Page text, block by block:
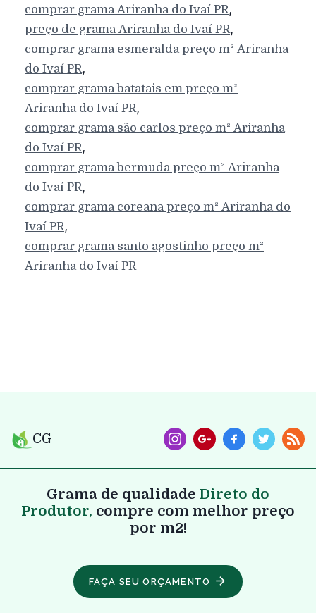
comprar gramaAriranha do Ivaí PR,
preço de gramaAriranha do Ivaí PR,
comprar grama esmeralda preço m² Ariranha
do Ivaí PR,
comprar grama batatais em preço m²
Ariranha do Ivaí PR,
comprar grama são carlos preço m² Ariranha
do Ivaí PR,
comprar grama bermuda preço m² Ariranha
do Ivaí PR,
comprar grama coreana preço m² Ariranha do
Ivaí PR,
comprar grama santo agostinho preço m²
Ariranha do Ivaí PR
CG
Grama de qualidade Direto do
Produtor, compre com melhor preço
por m2!
FAÇA SEU ORÇAMENTO